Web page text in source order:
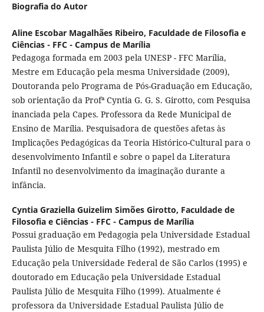
Biografia do Autor
Aline Escobar Magalhães Ribeiro, Faculdade de Filosofia e
Ciências - FFC - Campus de Marília
Pedagoga formada em 2003 pela UNESP - FFC Marília,
Mestre em Educação pela mesma Universidade (2009),
Doutoranda pelo Programa de Pós-Graduação em Educação,
sob orientação da Profª Cyntia G. G. S. Girotto, com Pesquisa
inanciada pela Capes. Professora da Rede Municipal de
Ensino de Marília. Pesquisadora de questões afetas às
Implicações Pedagógicas da Teoria Histórico-Cultural para o
desenvolvimento Infantil e sobre o papel da Literatura
Infantil no desenvolvimento da imaginação durante a
infância.
Cyntia Graziella Guizelim Simões Girotto, Faculdade de
Filosofia e Ciências - FFC - Campus de Marília
Possui graduação em Pedagogia pela Universidade Estadual
Paulista Júlio de Mesquita Filho (1992), mestrado em
Educação pela Universidade Federal de São Carlos (1995) e
doutorado em Educação pela Universidade Estadual
Paulista Júlio de Mesquita Filho (1999). Atualmente é
professora da Universidade Estadual Paulista Júlio de